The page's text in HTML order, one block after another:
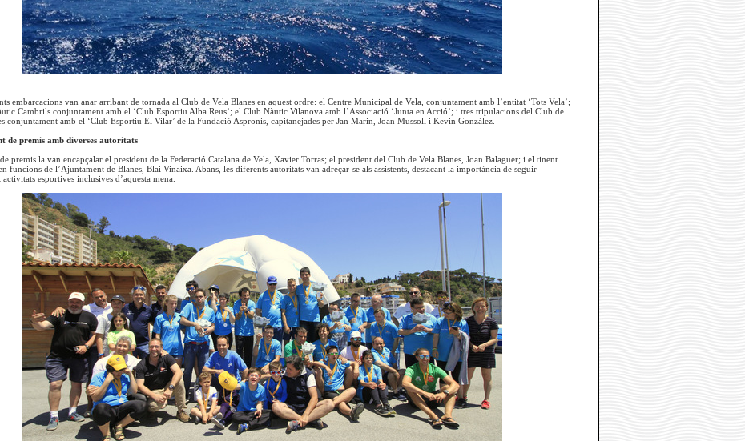
embarcacions van anar arribant de tornada al Club de Vela Blanes en aquest ordre: el Centre Municipal de Vela, conjuntament amb l’entitat ‘Tots Vela’;
Cambrils conjuntament amb el ‘Club Esportiu Alba Reus’; el Club Nàutic Vilanova amb l’Associació ‘Junta en Acció’; i tres tripulacions del Club de
conjuntament amb el ‘Club Esportiu El Vilar’ de la Fundació Aspronis, capitanejades per Jan Marin, Joan Mussoll i Kevin González.
de premis amb diverses autoritats
premis la van encapçalar el president de la Federació Catalana de Vela, Xavier Torras; el president del Club de Vela Blanes, Joan Balaguer; i el tinent
funcions de l’Ajuntament de Blanes, Blai Vinaixa. Abans, les diferents autoritats van adreçar-se als assistents, destacant la importància de seguir
esportives inclusives d’aquesta mena.